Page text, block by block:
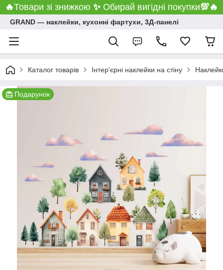
🔥Товари зі знижкою ✨ Обирай вигідні покупки💯🔥
GRAND ― наклейки, кухонні фартухи, 3Д-панелі
Каталог товарів Інтер'єрні наклейки на стіну
Подарунок